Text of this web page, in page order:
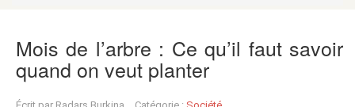
Mois de l’arbre : Ce qu’il faut savoir
quand on veut planter